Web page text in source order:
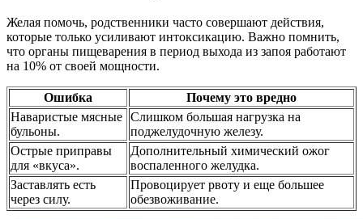
Желая помочь, родственники часто совершают действия,
которые только усиливают интоксикацию. Важно помнить,
что органы пищеварения в период выхода из запоя работают
на 10% от своей мощности.
Ошибка
Почему это вредно
Наваристые мясные
бульоны.
Слишком большая нагрузка на
поджелудочную железу.
Острые приправы
для «вкуса».
Дополнительный химический ожог
воспаленного желудка.
Заставлять есть
через силу.
Провоцирует рвоту и еще большее
обезвоживание.